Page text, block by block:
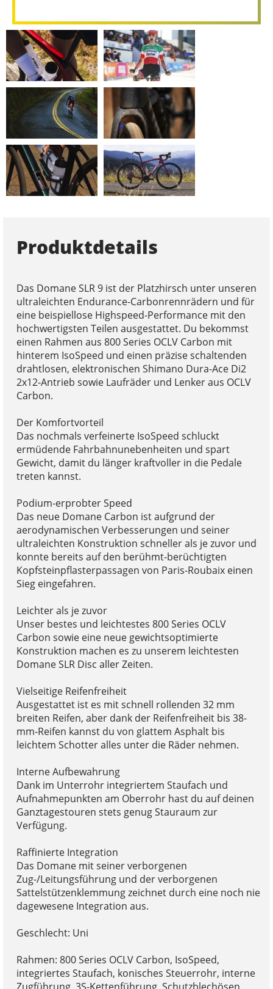
Produktdetails
Das Domane SLR 9 ist der Platzhirsch unter unseren
ultraleichten Endurance-Carbonrennrädern und für
eine beispiellose Highspeed-Performance mit den
hochwertigsten Teilen ausgestattet. Du bekommst
einen Rahmen aus 800 Series OCLV Carbon mit
hinterem IsoSpeed und einen präzise schaltenden
drahtlosen, elektronischen Shimano Dura-Ace Di2
2x12-Antrieb sowie Laufräder und Lenker aus OCLV
Carbon.
Der Komfortvorteil
Das nochmals verfeinerte IsoSpeed schluckt
ermüdende Fahrbahnunebenheiten und spart
Gewicht, damit du länger kraftvoller in die Pedale
treten kannst.
Podium-erprobter Speed
Das neue Domane Carbon ist aufgrund der
aerodynamischen Verbesserungen und seiner
ultraleichten Konstruktion schneller als je zuvor und
konnte bereits auf den berühmt-berüchtigten
Kopfsteinpflasterpassagen von Paris-Roubaix einen
Sieg eingefahren.
Leichter als je zuvor
Unser bestes und leichtestes 800 Series OCLV
Carbon sowie eine neue gewichtsoptimierte
Konstruktion machen es zu unserem leichtesten
Domane SLR Disc aller Zeiten.
Vielseitige Reifenfreiheit
Ausgestattet ist es mit schnell rollenden 32 mm
breiten Reifen, aber dank der Reifenfreiheit bis 38-
mm-Reifen kannst du von glattem Asphalt bis
leichtem Schotter alles unter die Räder nehmen.
Interne Aufbewahrung
Dank im Unterrohr integriertem Staufach und
Aufnahmepunkten am Oberrohr hast du auf deinen
Ganztagestouren stets genug Stauraum zur
Verfügung.
Raffinierte Integration
Das Domane mit seiner verborgenen
Zug-/Leitungsführung und der verborgenen
Sattelstützenklemmung zeichnet durch eine noch nie
dagewesene Integration aus.
Geschlecht: Uni
Rahmen: 800 Series OCLV Carbon, IsoSpeed,
integriertes Staufach, konisches Steuerrohr, interne